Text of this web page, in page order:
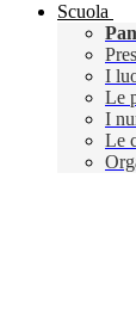
Scuola
I
Le
I
Le